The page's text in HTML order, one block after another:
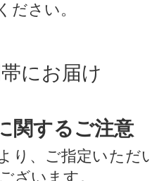
ださい。
にお届け
関するご注意
り、ご指定いただ
ざいます。